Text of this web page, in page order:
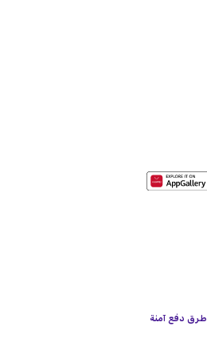
طرق دفع آمنة